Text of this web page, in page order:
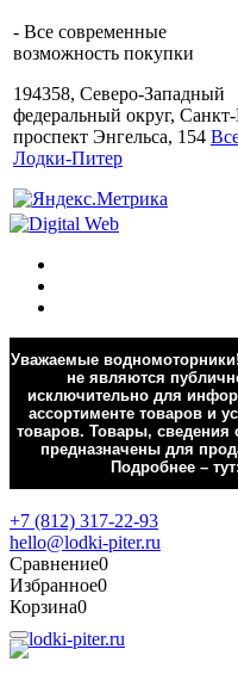
- Все современные
возможность покупки
194358, Северо-Западный
федеральный округ, Санкт-
проспект Энгельса, 154
Лодки-Питер
Уважаемые
не являются
исключительно для
ассортименте товаров и
товаров. Товары,
предназначены для
Подробнее – тут:
+7 (812) 317-22-93
hello@lodki-piter.ru
Сравнение0
Избранное0
Корзина0